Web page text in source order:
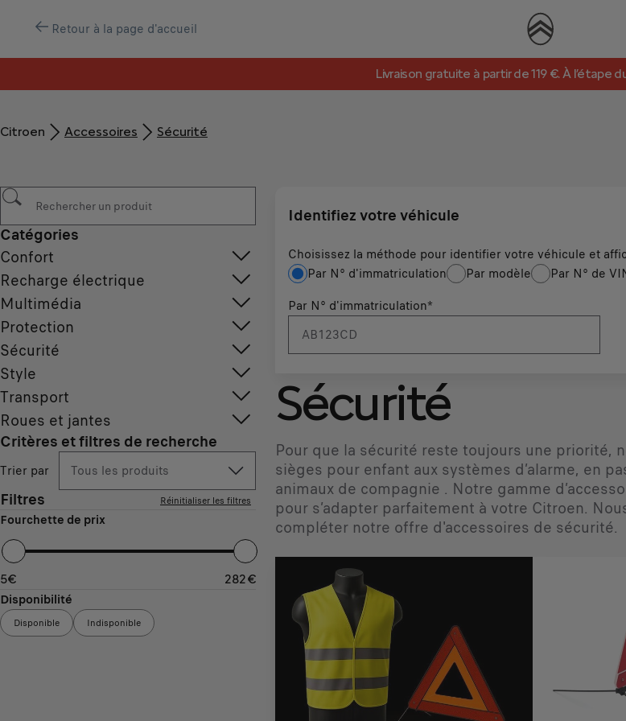
Retour à la page d'accueil
Livraison gratuite à partir de 119 €. À l’étape
Citroen Accessoires Sécurité
Catégories
Confort
Recharge électrique
Multimédia
Protection
Sécurité
Style
Transport
Roues et jantes
Critères et filtres de recherche
Trier par Tous les produits
Filtres Réinitialiser les filtres
Fourchette de prix
5€ 282€
Disponibilité
Disponible Indisponible
Identifiez votre véhicule
Choisissez la méthode pour identifier votre véhicule et
Par N° d'immatriculation
Par modèle
Par N° de
Par N° d'immatriculation*
Sécurité
Pour que la sécurité reste toujours une priorité,
sièges pour enfant aux systèmes d’alarme, en
animaux de compagnie . Notre gamme
pour s’adapter parfaitement à votre Citroen.
compléter notre offre d'accessoires de sécurité.